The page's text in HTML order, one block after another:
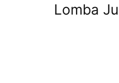
Lomba